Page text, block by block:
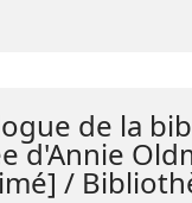
de la
d'Annie
/